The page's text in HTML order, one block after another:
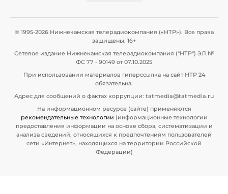
© 1995-2026 Нижнекамская телерадиокомпания («НТР»). Все права
защищены. 16+
Сетевое издание Нижнекамская телерадиокомпания ("НТР") ЭЛ №
ФС 77 - 90149 от 07.10.2025
При использовании материалов гиперссылка на сайт НТР 24
обязательна.
Адрес для сообщений о фактах коррупции: tatmedia@tatmedia.ru
На информационном ресурсе (сайте) применяются
рекомендательные технологии (информационные технологии
предоставления информации на основе сбора, систематизации и
анализа сведений, относящихся к предпочтениям пользователей
сети «Интернет», находящихся на территории Российской
Федерации)